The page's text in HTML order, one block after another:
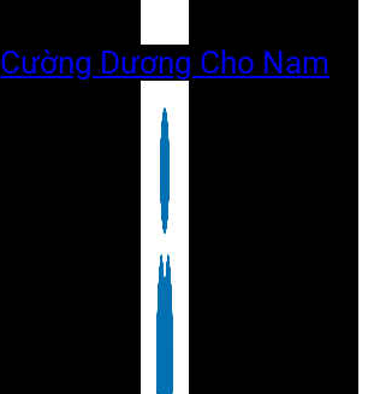
Cường Dương Cho Nam